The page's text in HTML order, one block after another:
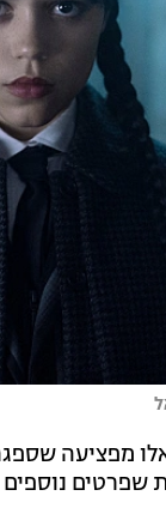
מפציעה
שפרטים